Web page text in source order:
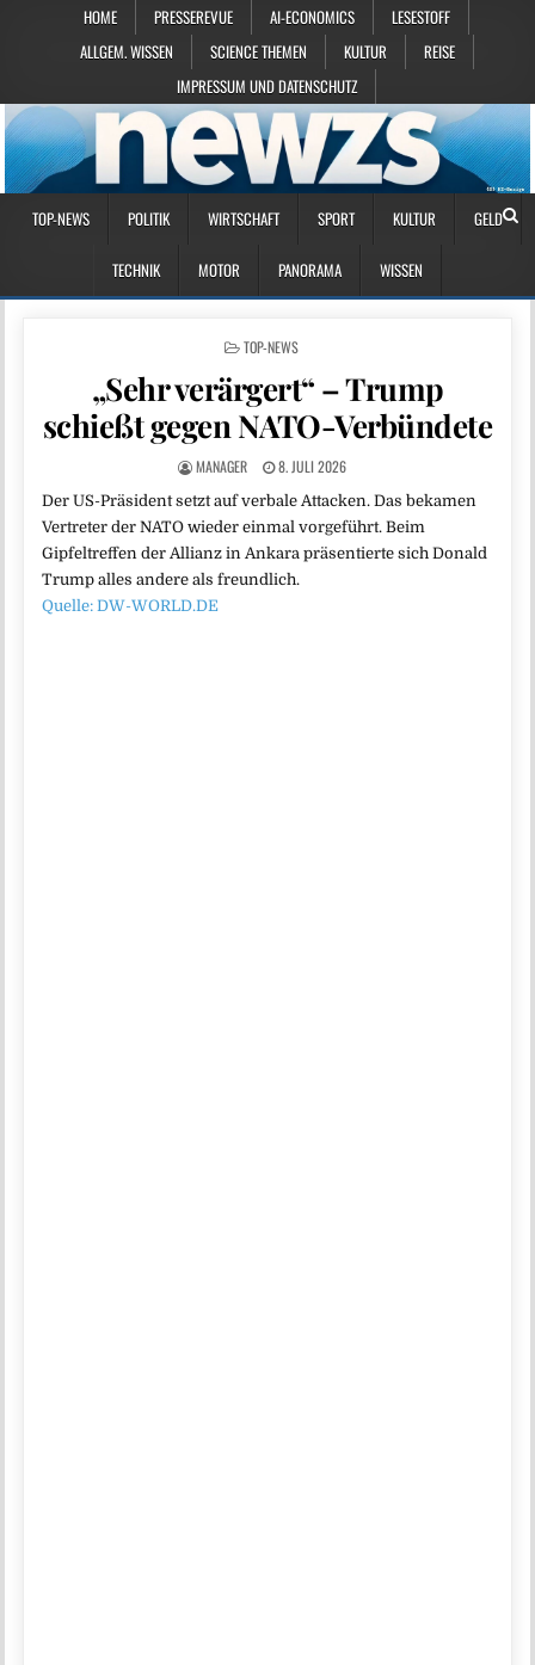
HOME PRESSEREVUE AI-ECONOMICS
LESESTOFF
ALLGEM. WISSEN
SCIENCE THEMEN KULTUR
REISE
IMPRESSUM UND DATENSCHUTZ
TOP-NEWS POLITIK WIRTSCHAFT SPORT KULTUR GELD
TECHNIK MOTOR PANORAMA WISSEN
POSTED IN
TOP-NEWS
„Sehr verärgert“ – Trump
schießt gegen NATO-Verbündete
MANAGER 8. JULI 2026
Der US-Präsident setzt auf verbale Attacken. Das bekamen
Vertreter der NATO wieder einmal vorgeführt. Beim
Gipfeltreffen der Allianz in Ankara präsentierte sich Donald
Trump alles andere als freundlich.
Quelle: DW-WORLD.DE